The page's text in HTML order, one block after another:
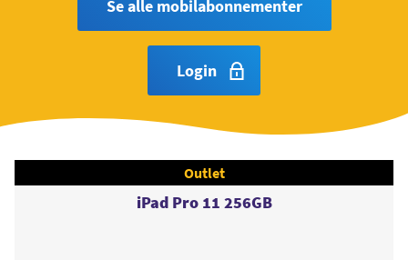
Se alle mobilabonnementer
Login
iPad Pro 11 256GB
Outlet